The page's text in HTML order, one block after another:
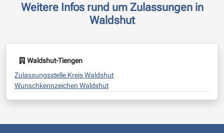
Weitere Infos rund um Zulassungen in
Waldshut
Waldshut-Tiengen
Zulassungsstelle Kreis Waldshut
Wunschkennzeichen Waldshut